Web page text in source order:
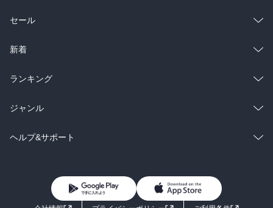
総合
ラノベ
雑誌・グラビア
BL・TL
セール
総合
ラノベ
雑誌・グラビア
BL・TL
新着
総合
ラノベ
雑誌・グラビア
ランキング
総合
ラノベ
ジャンル
コミック
ライトノベル 男子向けラノベ
ヘルプ&サポート
よくあるご質問
お問い合わせ